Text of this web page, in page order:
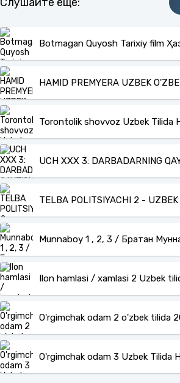
HAMID PREMYERA UZBEK
Torontolik shovvoz Uzbek Tilida
TELBA POLITSIYACHI 2 -
Munnaboy 1 , 2, 3 / Братан
Ilon hamlasi / xamlasi 2 Uzbek
O'rgimchak odam 2 o'zbek tilida